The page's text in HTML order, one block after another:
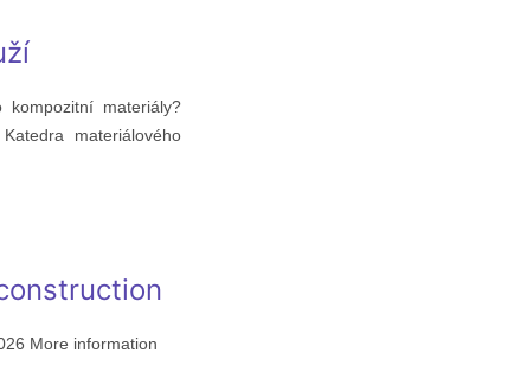
materiály?
materiálového
More information